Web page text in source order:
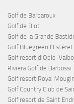
Golf de Barbaroux
Golf de Biot
Golf de la Grande
Golf Bluegreen l’Estérel
Golf resort d'Opio-
Riviera Golf de Barbossi
Golf resort Royal
Golf Country Club de
Golf resort de Saint